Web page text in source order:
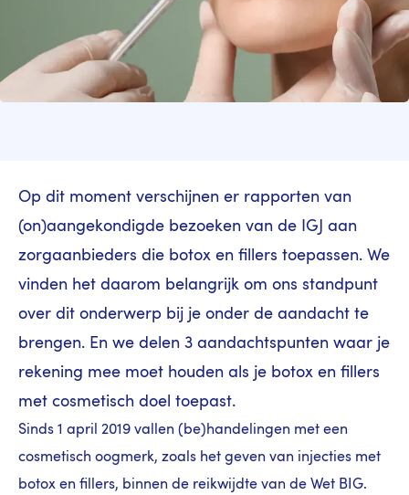
Op dit moment verschijnen er rapporten van
(on)aangekondigde bezoeken van de IGJ aan
zorgaanbieders die botox en fillers toepassen. We
vinden het daarom belangrijk om ons standpunt
over dit onderwerp bij je onder de aandacht te
brengen. En we delen 3 aandachtspunten waar je
rekening mee moet houden als je botox en fillers
met cosmetisch doel toepast.
Sinds 1 april 2019 vallen (be)handelingen met een
cosmetisch oogmerk, zoals het geven van injecties met
botox en fillers, binnen de reikwijdte van de Wet BIG.